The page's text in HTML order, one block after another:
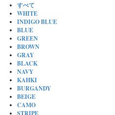
すべて
WHITE
INDIGO BLUE
BLUE
GREEN
BROWN
GRAY
BLACK
NAVY
KAHKI
BURGANDY
BEIGE
CAMO
STRIPE